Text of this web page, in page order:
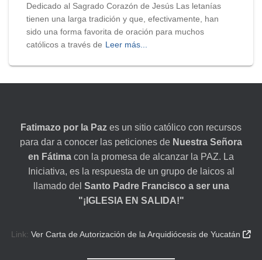
Dedicado al Sagrado Corazón de Jesús Las letanías
tienen una larga tradición y que, efectivamente, han
sido una forma favorita de oración para muchos
católicos a través de Leer más...
Fatimazo por la Paz es un sitio católico con recursos
para dar a conocer las peticiones de Nuestra Señora
en Fátima con la promesa de alcanzar la PAZ. La
Iniciativa, es la respuesta de un grupo de laicos al
llamado del Santo Padre Francisco a ser una
"¡IGLESIA EN SALIDA!"
Link: Ver Carta de Autorización de la Arquidiócesis de Yucatán 